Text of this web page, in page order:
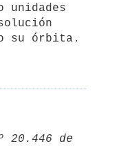
20.446 de